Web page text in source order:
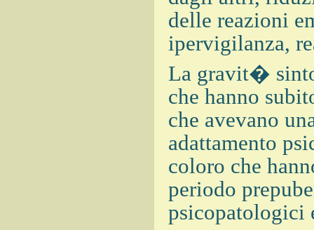
delle reazioni
ipervigilanza,
La gravit�
che hanno
che avevano
adattamento
coloro che
periodo
psicopatologici